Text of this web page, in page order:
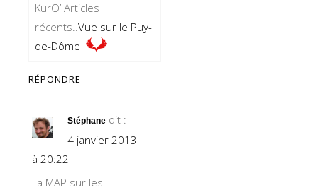
KurO’ Articles
récents..Vue sur le Puy-
de-Dôme
RÉPONDRE
Stéphane dit :
4 janvier 2013
à 20:22
La MAP sur les